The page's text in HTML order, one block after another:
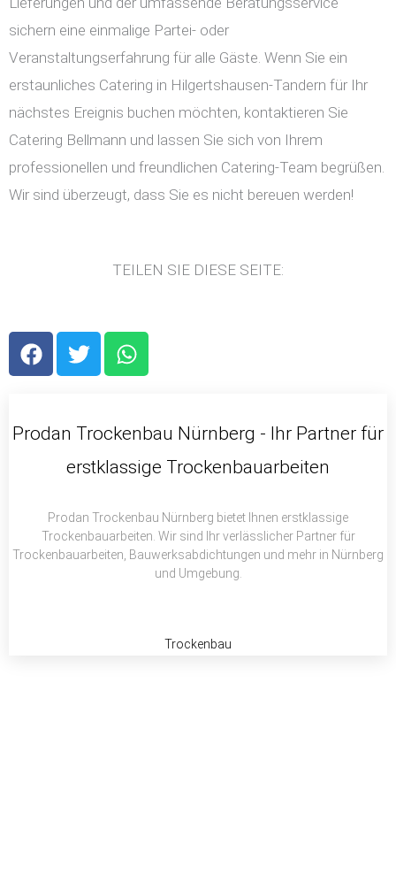
sichern eine einmalige Partei- oder
Veranstaltungserfahrung für alle Gäste. Wenn Sie ein
erstaunliches Catering in Hilgertshausen-Tandern für Ihr
nächstes Ereignis buchen möchten, kontaktieren Sie
Catering Bellmann und lassen Sie sich von Ihrem
professionellen und freundlichen Catering-Team begrüßen.
Wir sind überzeugt, dass Sie es nicht bereuen werden!
TEILEN SIE DIESE SEITE:
F
a
b
T
w
t
r
W
h
s
p
Prodan Trockenbau Nürnberg - Ihr Partner für
erstklassige Trockenbauarbeiten
Prodan Trockenbau Nürnberg bietet Ihnen erstklassige
Trockenbauarbeiten. Wir sind Ihr verlässlicher Partner für
Trockenbauarbeiten, Bauwerksabdichtungen und mehr in Nürnberg
und Umgebung.
Trockenbau